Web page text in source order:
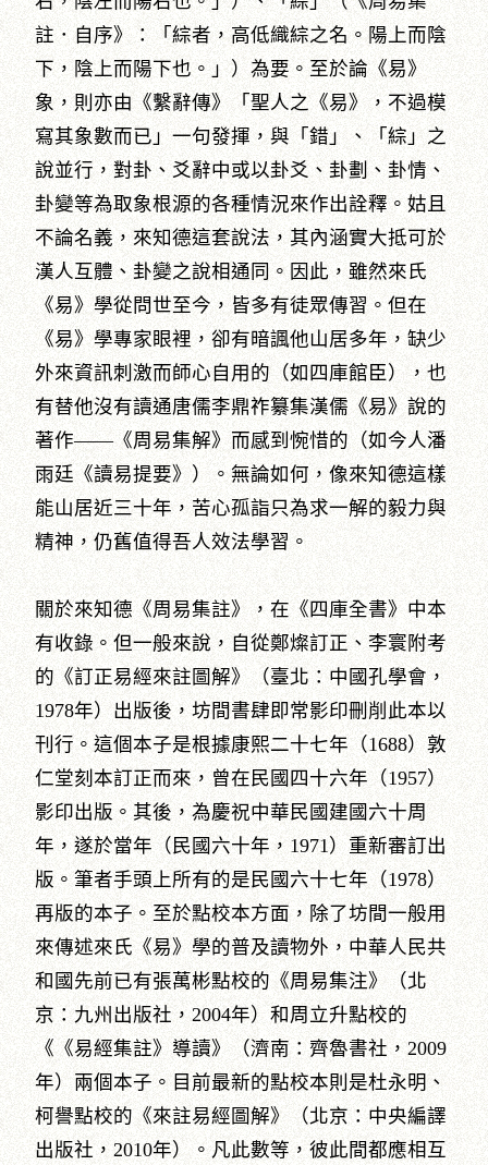
註．自序》：「綜者，高低織綜之名。陽上而陰
下，陰上而陽下也。」）為要。至於論《易》
象，則亦由《繫辭傳》「聖人之《易》，不過模
寫其象數而已」一句發揮，與「錯」、「綜」之
說並行，對卦、爻辭中或以卦爻、卦劃、卦情、
卦變等為取象根源的各種情況來作出詮釋。姑且
不論名義，來知德這套說法，其內涵實大抵可於
漢人互體、卦變之說相通同。因此，雖然來氏
《易》學從問世至今，皆多有徒眾傳習。但在
《易》學專家眼裡，卻有暗諷他山居多年，缺少
外來資訊刺激而師心自用的（如四庫館臣），也
有替他沒有讀通唐儒李鼎祚纂集漢儒《易》說的
著作――《周易集解》而感到惋惜的（如今人潘
雨廷《讀易提要》）。無論如何，像來知德這樣
能山居近三十年，苦心孤詣只為求一解的毅力與
精神，仍舊值得吾人效法學習。
關於來知德《周易集註》，在《四庫全書》中本
有收錄。但一般來說，自從鄭燦訂正、李寰附考
的《訂正易經來註圖解》（臺北：中國孔學會，
1978年）出版後，坊間書肆即常影印刪削此本以
刊行。這個本子是根據康熙二十七年（1688）敦
仁堂刻本訂正而來，曾在民國四十六年（1957）
影印出版。其後，為慶祝中華民國建國六十周
年，遂於當年（民國六十年，1971）重新審訂出
版。筆者手頭上所有的是民國六十七年（1978）
再版的本子。至於點校本方面，除了坊間一般用
來傳述來氏《易》學的普及讀物外，中華人民共
和國先前已有張萬彬點校的《周易集注》（北
京：九州出版社，2004年）和周立升點校的
《《易經集註》導讀》（濟南：齊魯書社，2009
年）兩個本子。目前最新的點校本則是杜永明、
柯譽點校的《來註易經圖解》（北京：中央編譯
出版社，2010年）。凡此數等，彼此間都應相互